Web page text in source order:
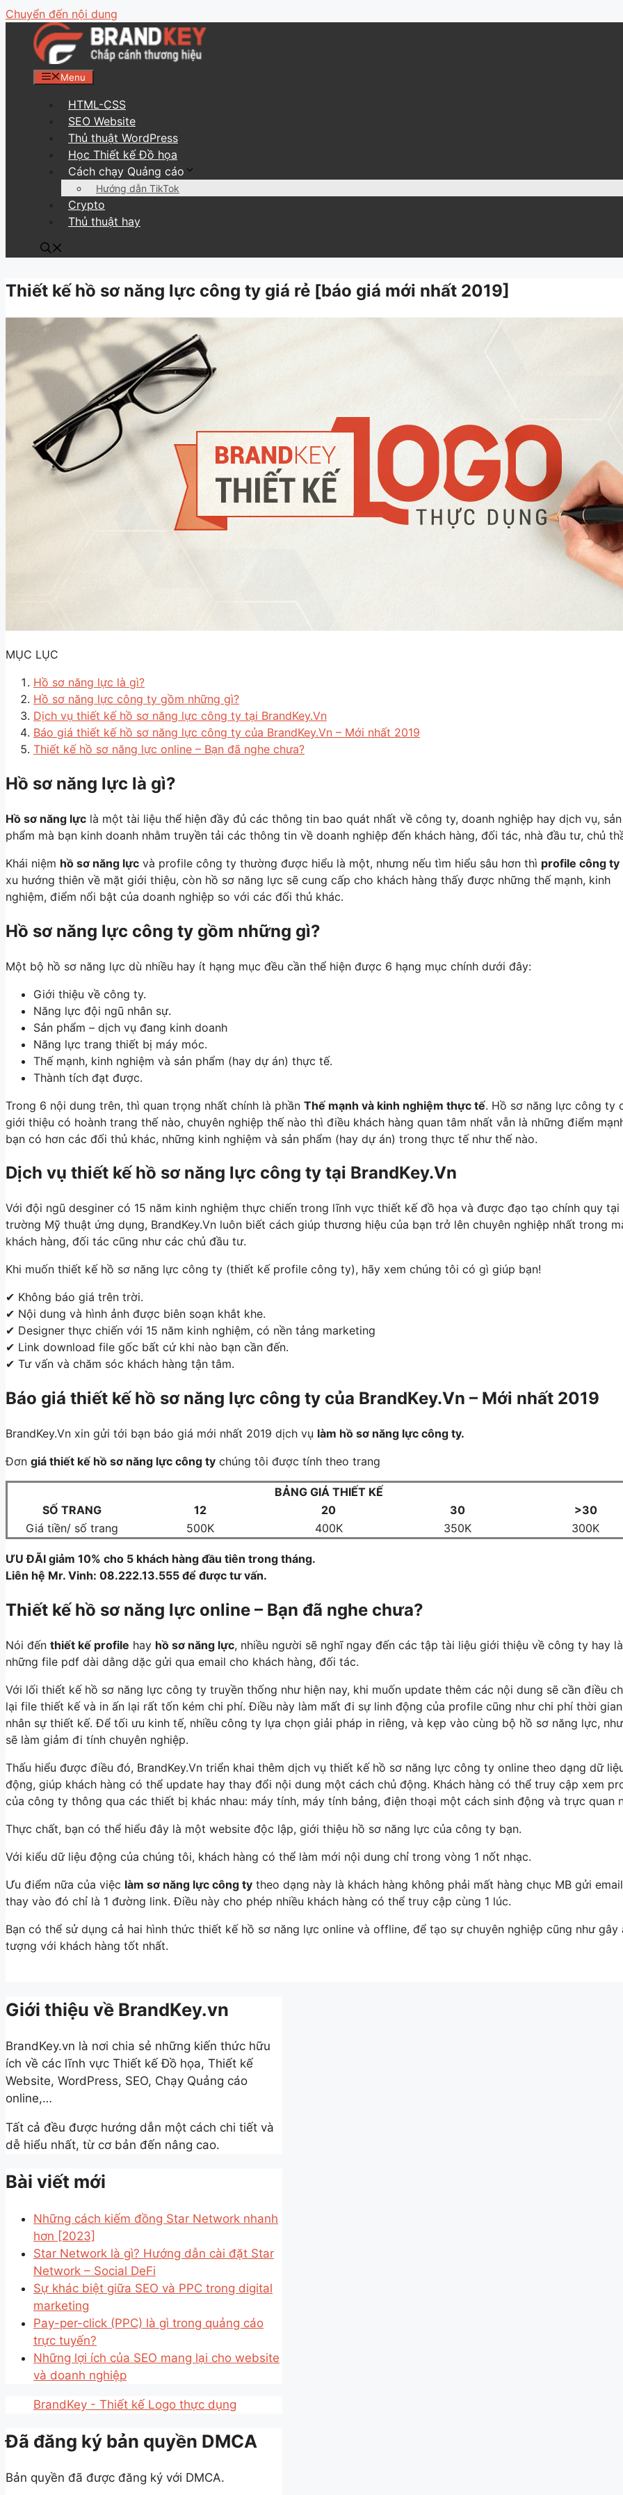
Chuyển đến nội dung
Menu
HTML-CSS
SEO Website
Thủ thuật WordPress
Học Thiết kế Đồ họa
Cách chạy Quảng cáo
Hướng dẫn TikTok
Crypto
Thủ thuật hay
Thiết kế hồ sơ năng lực công ty giá rẻ [báo giá mới nhất 2019]
MỤC LỤC
Hồ sơ năng lực là gì?
Hồ sơ năng lực công ty gồm những gì?
Dịch vụ thiết kế hồ sơ năng lực công ty tại BrandKey.Vn
Báo giá thiết kế hồ sơ năng lực công ty của BrandKey.Vn – Mới nhất 2019
Thiết kế hồ sơ năng lực online – Bạn đã nghe chưa?
Hồ sơ năng lực là gì?
Hồ sơ năng lực là một tài liệu thể hiện đầy đủ các thông tin bao quát nhất về công ty, doanh nghiệp hay dịch vụ, sản
phẩm mà bạn kinh doanh nhằm truyền tải các thông tin về doanh nghiệp đến khách hàng, đối tác, nhà đầu tư, chủ
Khái niệm hồ sơ năng lực và profile công ty thường được hiểu là một, nhưng nếu tìm hiểu sâu hơn thì profile công ty
xu hướng thiên về mặt giới thiệu, còn hồ sơ năng lực sẽ cung cấp cho khách hàng thấy được những thế mạnh, kinh
nghiệm, điểm nổi bật của doanh nghiệp so với các đối thủ khác.
Hồ sơ năng lực công ty gồm những gì?
Một bộ hồ sơ năng lực dù nhiều hay ít hạng mục đều cần thể hiện được 6 hạng mục chính dưới đây:
Giới thiệu về công ty.
Năng lực đội ngũ nhân sự.
Sản phẩm – dịch vụ đang kinh doanh
Năng lực trang thiết bị máy móc.
Thế mạnh, kinh nghiệm và sản phẩm (hay dự án) thực tế.
Thành tích đạt được.
Trong 6 nội dung trên, thì quan trọng nhất chính là phần Thế mạnh và kinh nghiệm thực tế. Hồ sơ năng lực công ty
giới thiệu có hoành trang thế nào, chuyên nghiệp thế nào thì điều khách hàng quan tâm nhất vẫn là những điểm
bạn có hơn các đối thủ khác, những kinh nghiệm và sản phẩm (hay dự án) trong thực tế như thế nào.
Dịch vụ thiết kế hồ sơ năng lực công ty tại BrandKey.Vn
Với đội ngũ desginer có 15 năm kinh nghiệm thực chiến trong lĩnh vực thiết kế đồ họa và được đạo tạo chính quy tại
trường Mỹ thuật ứng dụng, BrandKey.Vn luôn biết cách giúp thương hiệu của bạn trở lên chuyên nghiệp nhất trong
khách hàng, đối tác cũng như các chủ đầu tư.
Khi muốn thiết kế hồ sơ năng lực công ty (thiết kế profile công ty), hãy xem chúng tôi có gì giúp bạn!
✔ Không báo giá trên trời.
✔ Nội dung và hình ảnh được biên soạn khắt khe.
✔ Designer thực chiến với 15 năm kinh nghiệm, có nền tảng marketing
✔ Link download file gốc bất cứ khi nào bạn cần đến.
✔ Tư vấn và chăm sóc khách hàng tận tâm.
Báo giá thiết kế hồ sơ năng lực công ty của BrandKey.Vn – Mới nhất 2019
BrandKey.Vn xin gửi tới bạn báo giá mới nhất 2019 dịch vụ làm hồ sơ năng lực công ty.
Đơn giá thiết kế hồ sơ năng lực công ty chúng tôi được tính theo trang
BẢNG GIÁ THIẾT KẾ
SỐ TRANG
12 20 30
>30
Giá tiền/ số trang
500K 400K 350K 300K
ƯU ĐÃI giảm 10% cho 5 khách hàng đầu tiên trong tháng.
Liên hệ Mr. Vinh: 08.222.13.555 để được tư vấn.
Thiết kế hồ sơ năng lực online – Bạn đã nghe chưa?
Nói đến thiết kế profile hay hồ sơ năng lực, nhiều người sẽ nghĩ ngay đến các tập tài liệu giới thiệu về công ty hay là
những file pdf dài dằng dặc gửi qua email cho khách hàng, đối tác.
Với lối thiết kế hồ sơ năng lực công ty truyền thống như hiện nay, khi muốn update thêm các nội dung sẽ cần điều
lại file thiết kế và in ấn lại rất tốn kém chi phí. Điều này làm mất đi sự linh động của profile cũng như chi phí thời
nhân sự thiết kế. Để tối ưu kinh tế, nhiều công ty lựa chọn giải pháp in riêng, và kẹp vào cùng bộ hồ sơ năng lực,
sẽ làm giảm đi tính chuyên nghiệp.
Thấu hiểu được điều đó, BrandKey.Vn triển khai thêm dịch vụ thiết kế hồ sơ năng lực công ty online theo dạng dữ
động, giúp khách hàng có thể update hay thay đổi nội dung một cách chủ động. Khách hàng có thể truy cập xem
của công ty thông qua các thiết bị khác nhau: máy tính, máy tính bảng, điện thoại một cách sinh động và trực quan
Thực chất, bạn có thể hiểu đây là một website độc lập, giới thiệu hồ sơ năng lực của công ty bạn.
Với kiểu dữ liệu động của chúng tôi, khách hàng có thể làm mới nội dung chỉ trong vòng 1 nốt nhạc.
Ưu điểm nữa của việc làm sơ năng lực công ty theo dạng này là khách hàng không phải mất hàng chục MB gửi
thay vào đó chỉ là 1 đường link. Điều này cho phép nhiều khách hàng có thể truy cập cùng 1 lúc.
Bạn có thể sử dụng cả hai hình thức thiết kế hồ sơ năng lực online và offline, để tạo sự chuyên nghiệp cũng như gây
tượng với khách hàng tốt nhất.
Giới thiệu về BrandKey.vn
BrandKey.vn là nơi chia sẻ những kiến thức hữu
ích về các lĩnh vực Thiết kế Đồ họa, Thiết kế
Website, WordPress, SEO, Chạy Quảng cáo
online,…
Tất cả đều được hướng dẫn một cách chi tiết và
dễ hiểu nhất, từ cơ bản đến nâng cao.
Bài viết mới
Những cách kiếm đồng Star Network nhanh
hơn [2023]
Star Network là gì? Hướng dẫn cài đặt Star
Network – Social DeFi
Sự khác biệt giữa SEO và PPC trong digital
marketing
Pay-per-click (PPC) là gì trong quảng cáo
trực tuyến?
Những lợi ích của SEO mang lại cho website
và doanh nghiệp
BrandKey - Thiết kế Logo thực dụng
Đã đăng ký bản quyền DMCA
Bản quyền đã được đăng ký với DMCA.